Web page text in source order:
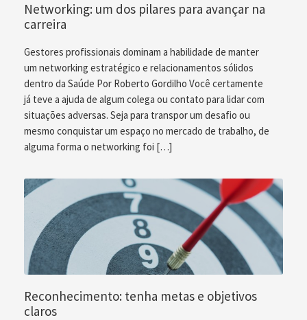
Networking: um dos pilares para avançar na
carreira
Gestores profissionais dominam a habilidade de manter
um networking estratégico e relacionamentos sólidos
dentro da Saúde Por Roberto Gordilho Você certamente
já teve a ajuda de algum colega ou contato para lidar com
situações adversas. Seja para transpor um desafio ou
mesmo conquistar um espaço no mercado de trabalho, de
alguma forma o networking foi […]
Reconhecimento: tenha metas e objetivos
claros